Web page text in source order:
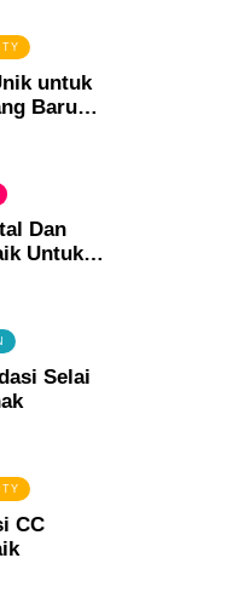
untuk
Baru
Dan
Untuk
Selai
CC